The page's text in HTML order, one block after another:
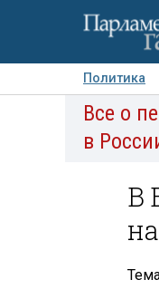
Политика
Авторы
Все о
в
В